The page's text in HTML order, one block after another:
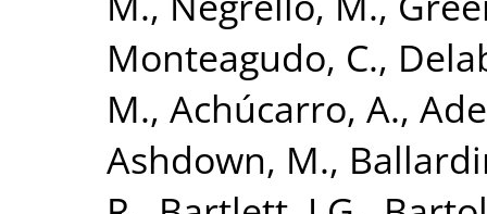
Monteagudo, C.,
M., Achúcarro, A.,
Ashdown, M.,